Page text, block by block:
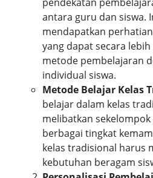
antara guru dan siswa.
mendapatkan
yang dapat secara
metode pembelajaran
individual siswa.
Metode Belajar Kelas
belajar dalam kelas
melibatkan sekelompok
berbagai tingkat
kelas tradisional harus
kebutuhan beragam